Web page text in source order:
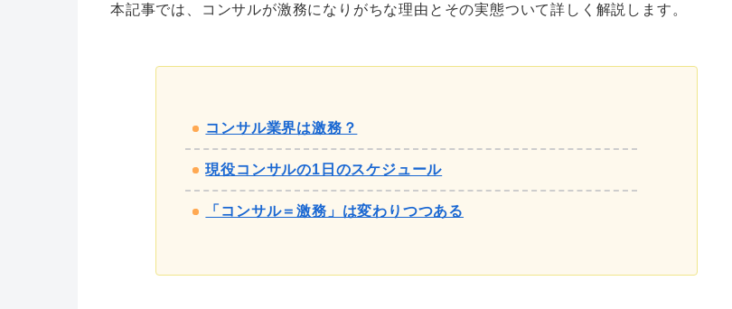
本記事では、コンサルが激務になりがちな理由とその実態ついて詳しく解説します。
コンサル業界は激務？
現役コンサルの1日のスケジュール
「コンサル＝激務」は変わりつつある